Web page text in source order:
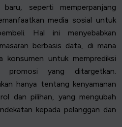
baru, seperti memperpanjang
media sosial untuk
Hal ini menyebabkan
berbasis data, di mana
konsumen untuk memprediksi
promosi yang ditargetkan.
hanya tentang kenyamanan
dan pilihan, yang mengubah
kepada pelanggan dan